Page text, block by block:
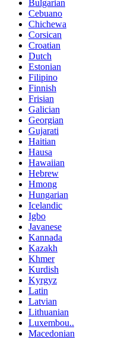
Bulgarian
Cebuano
Chichewa
Corsican
Croatian
Dutch
Estonian
Filipino
Finnish
Frisian
Galician
Georgian
Gujarati
Haitian
Hausa
Hawaiian
Hebrew
Hmong
Hungarian
Icelandic
Igbo
Javanese
Kannada
Kazakh
Khmer
Kurdish
Kyrgyz
Latin
Latvian
Lithuanian
Luxembou..
Macedonian